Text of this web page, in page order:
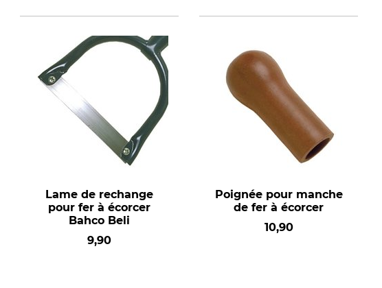
Lame de rechange
pour fer à écorcer
Bahco Beli
9,90
Poignée pour manche
de fer à écorcer
10,90